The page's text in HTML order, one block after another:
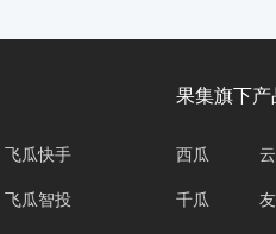
飞瓜快手
飞瓜智投
果集旗下产
西瓜
千瓜